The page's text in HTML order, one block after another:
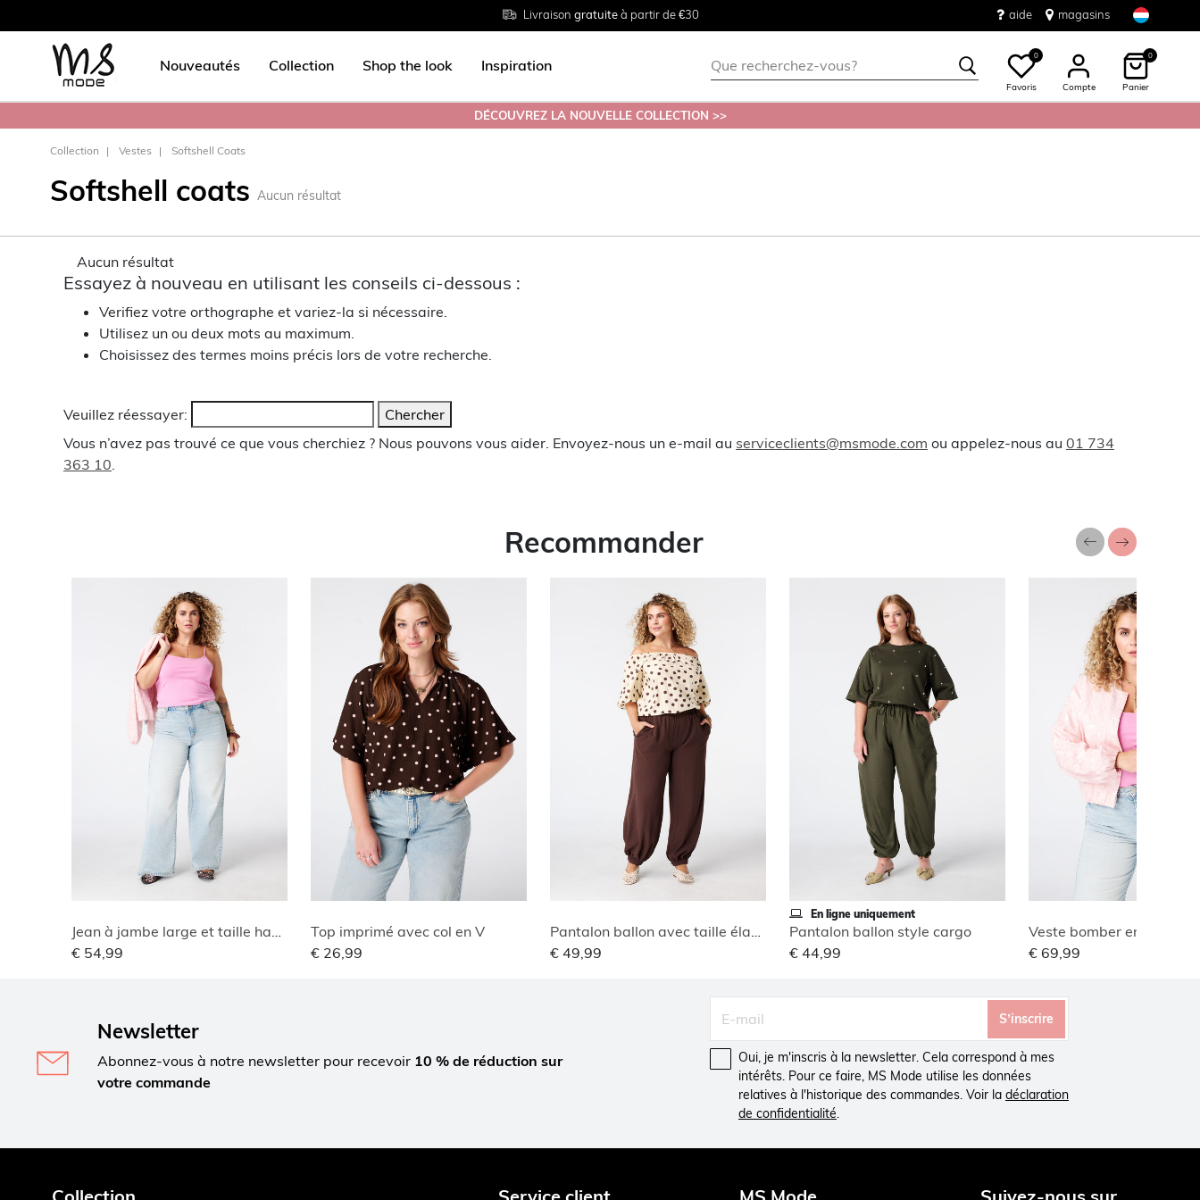
Livraison gratuiteà partir de €30
Tailles du38 au 54
Retourgratuit en magasin aide magasins
Nouveautés Collection Shop the look Inspiration
0
Favoris Compte
0
Panier
DÉCOUVREZ LA NOUVELLE COLLECTION >>
Collection Vestes Softshell Coats
Softshell coats Aucun résultat
Aucun résultat
Essayez à nouveau en utilisant les conseils ci-dessous :
Verifiez votre orthographe et variez-la si nécessaire.
Utilisez un ou deux mots au maximum.
Choisissez des termes moins précis lors de votre recherche.
Veuillez réessayer:
Chercher
Vous n’avez pas trouvé ce que vous cherchiez ? Nous pouvons vous aider. Envoyez-nous un e-mail au serviceclients@msmode.com ou appelez-nous au 01 734
363 10
Recommander
Jean à jambe large et taille haute
€ 54,99
Top imprimé avec col en V
€ 26,99
Pantalon ballon avec taille élastique
€ 49,99
En ligne uniquement
Pantalon ballon style cargo
€ 44,99
Veste bomber en
€ 69,99
Newsletter
Abonnez-vous à notre newsletter pour recevoir 10 % de réduction sur
votre commande
S’inscrire
Oui, je m'inscris à la newsletter. Cela correspond à mes
intérêts. Pour ce faire, MS Mode utilise les données
relatives à l'historique des commandes. Voir la déclaration
de confidentialité.